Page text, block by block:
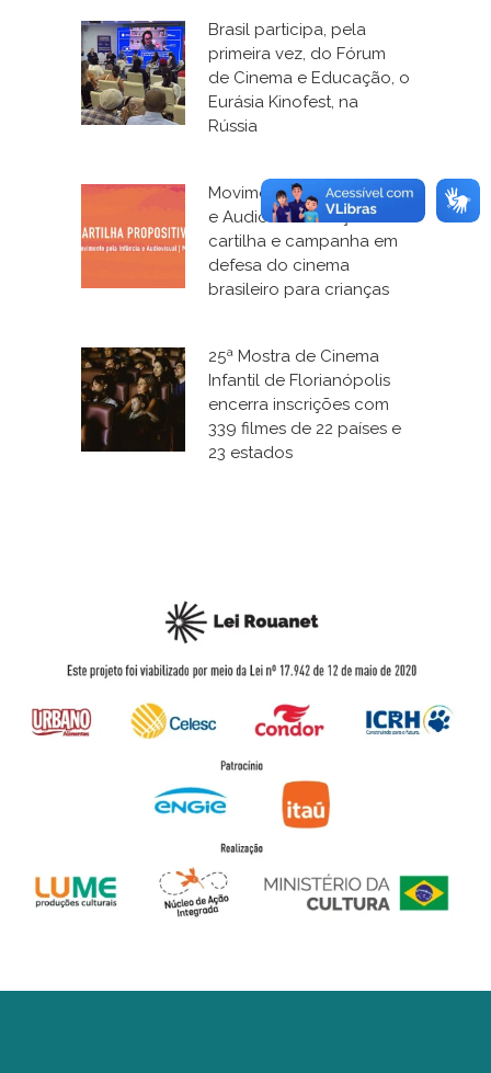
Brasil participa, pela
primeira vez, do Fórum
de Cinema e Educação, o
Eurásia Kinofest, na
Rússia
Movimento pela Infância
e Audiovisual lança
cartilha e campanha em
defesa do cinema
brasileiro para crianças
25ª Mostra de Cinema
Infantil de Florianópolis
encerra inscrições com
339 filmes de 22 países e
23 estados